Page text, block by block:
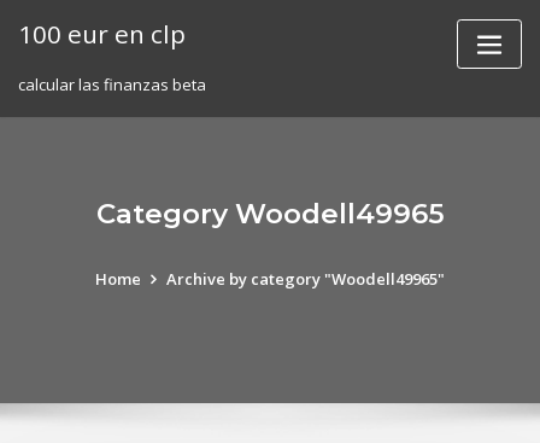
100 eur en clp
calcular las finanzas beta
Category Woodell49965
Home Archive by category "Woodell49965"